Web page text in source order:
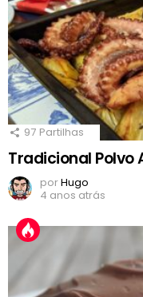
97 Partilhas
Tradicional Polvo
porHugo
4 anos atrás